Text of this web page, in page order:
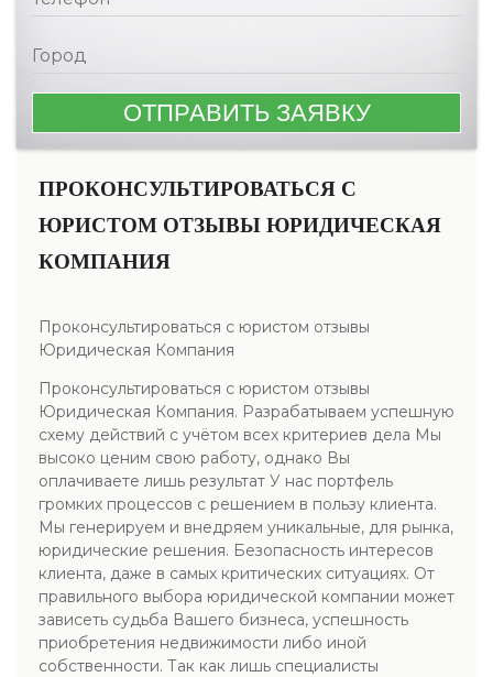
ПРОКОНСУЛЬТИРОВАТЬСЯ С
ЮРИСТОМ ОТЗЫВЫ ЮРИДИЧЕСКАЯ
КОМПАНИЯ
Проконсультироваться с юристом отзывы
Юридическая Компания
Проконсультироваться с юристом отзывы
Юридическая Компания. Разрабатываем успешную
схему действий с учётом всех критериев дела Мы
высоко ценим свою работу, однако Вы
оплачиваете лишь результат У нас портфель
громких процессов с решением в пользу клиента.
Мы генерируем и внедряем уникальные, для рынка,
юридические решения. Безопасность интересов
клиента, даже в самых критических ситуациях. От
правильного выбора юридической компании может
зависеть судьба Вашего бизнеса, успешность
приобретения недвижимости либо иной
собственности. Так как лишь специалисты